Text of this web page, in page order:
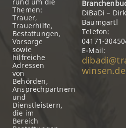
Themen:
Trauer,
Trauerhilfe,
Bestattungen,
Vorsorge
sowie
hilfreiche
Adressen
von
Behörden,
Ansprechpartnern
und
Dienstleistern,
die im
Bereich
DiBaDi – Dirk
Baumgartl
Telefon:
04171-
E-Mail:
winsen.de